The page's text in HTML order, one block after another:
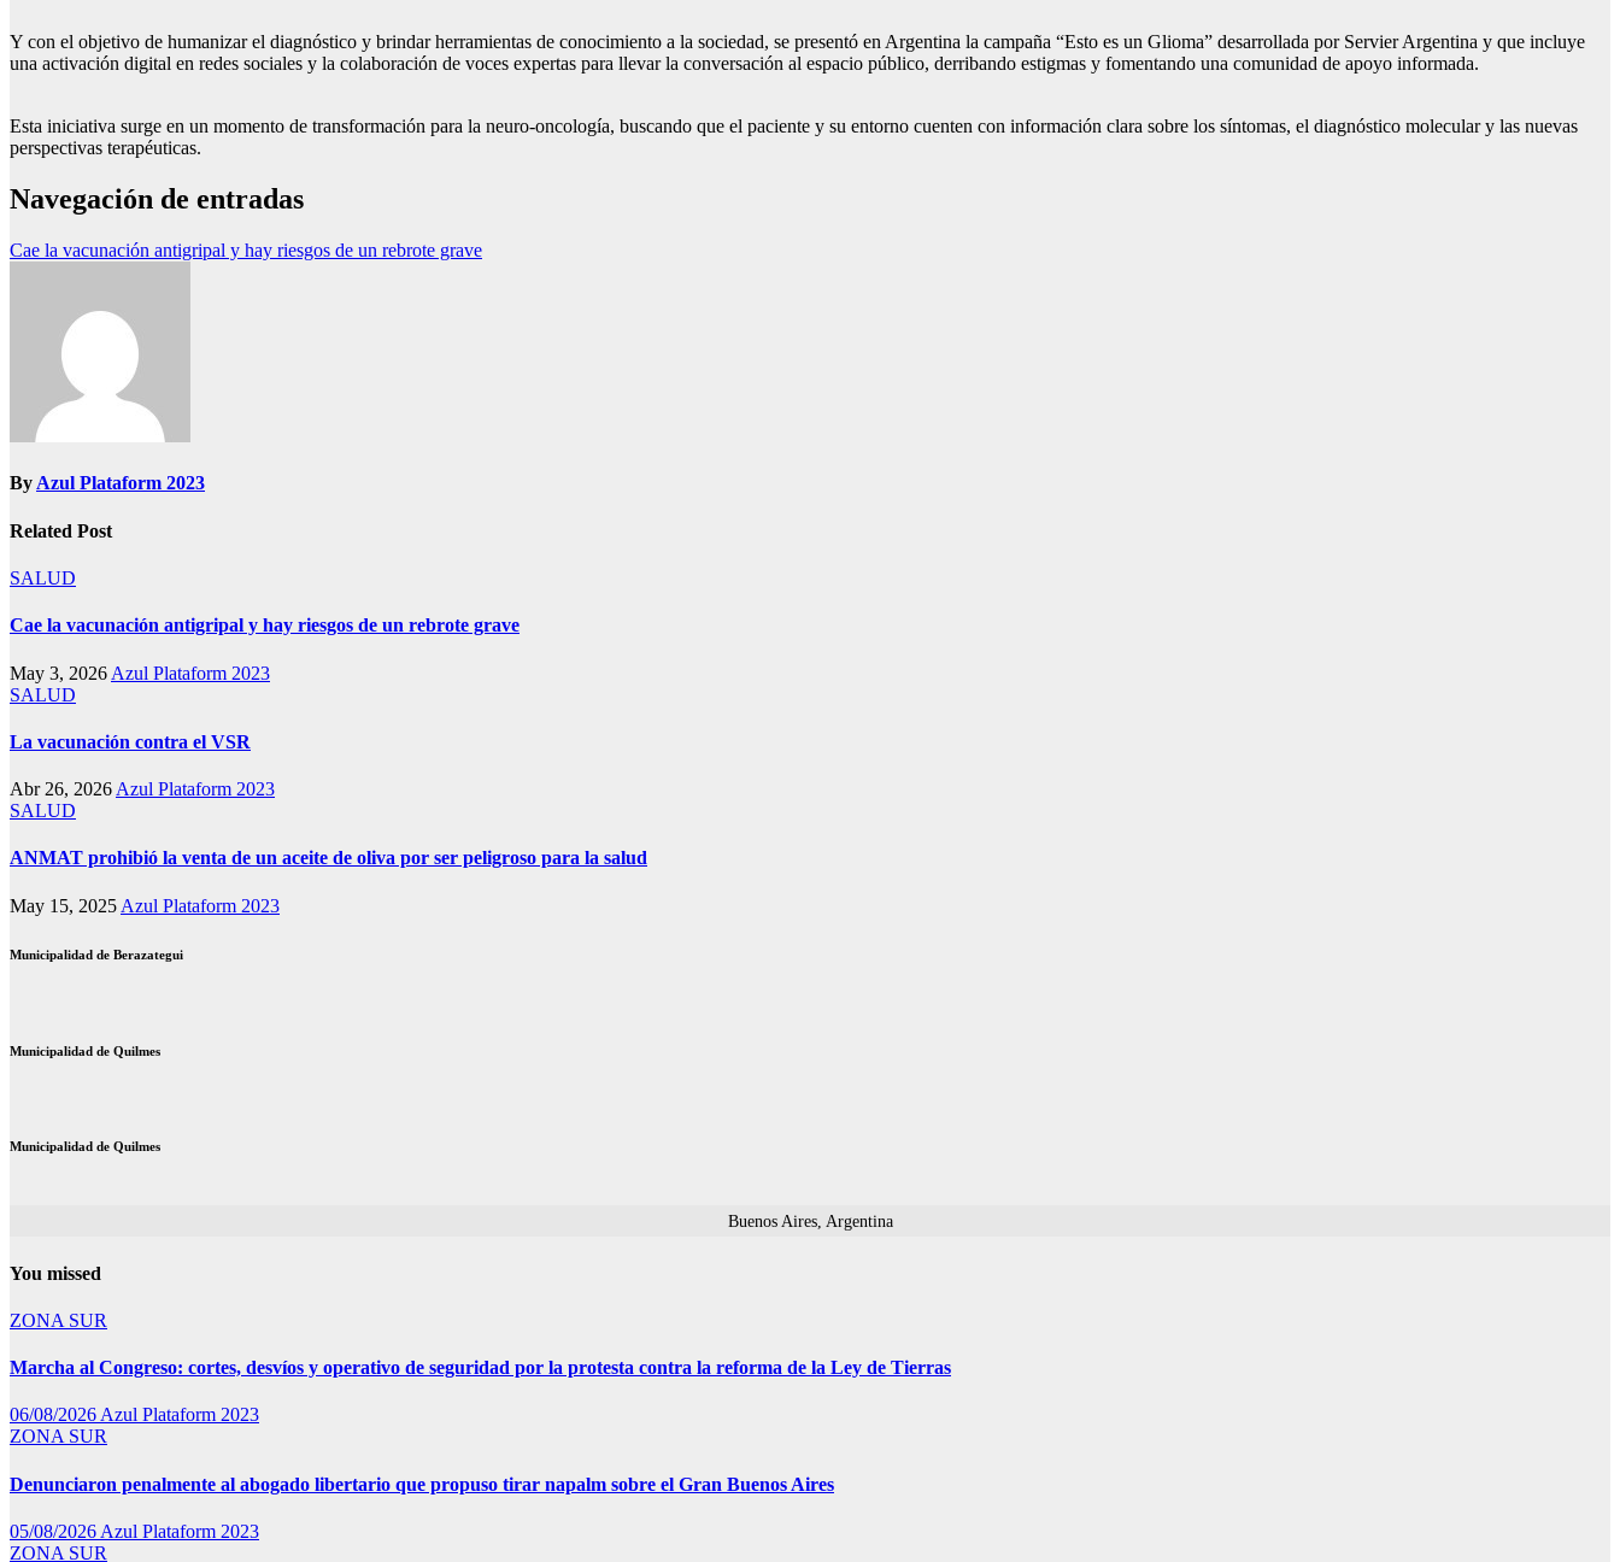
Y con el objetivo de humanizar el diagnóstico y brindar herramientas de conocimiento a la sociedad, se presentó en Argentina la campaña “Esto es un Glioma” desarrollada por Servier Argentina y que incluye
una activación digital en redes sociales y la colaboración de voces expertas para llevar la conversación al espacio público, derribando estigmas y fomentando una comunidad de apoyo informada.
Esta iniciativa surge en un momento de transformación para la neuro-oncología, buscando que el paciente y su entorno cuenten con información clara sobre los síntomas, el diagnóstico molecular y las nuevas
perspectivas terapéuticas.
Navegación de entradas
Cae la vacunación antigripal y hay riesgos de un rebrote grave
ByAzul Plataform 2023
Related Post
SALUD
Cae la vacunación antigripal y hay riesgos de un rebrote grave
May 3, 2026 Azul Plataform 2023
SALUD
La vacunación contra el VSR
Abr 26, 2026 Azul Plataform 2023
SALUD
ANMAT prohibió la venta de un aceite de oliva por ser peligroso para la salud
May 15, 2025 Azul Plataform 2023
Municipalidad de Berazategui
Municipalidad de Quilmes
Municipalidad de Quilmes
Buenos Aires, Argentina
You missed
ZONA SUR
Marcha al Congreso: cortes, desvíos y operativo de seguridad por la protesta contra la reforma de la Ley de Tierras
06/08/2026Azul Plataform 2023
ZONA SUR
Denunciaron penalmente al abogado libertario que propuso tirar napalm sobre el Gran Buenos Aires
05/08/2026 Azul Plataform 2023
ZONA SUR